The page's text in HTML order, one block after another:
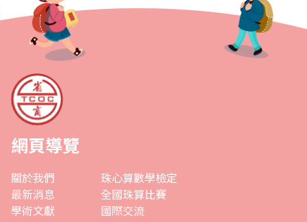
網頁導覽
關於我們
最新消息
學術文獻
珠心算數學檢定
全國珠算比賽
國際交流